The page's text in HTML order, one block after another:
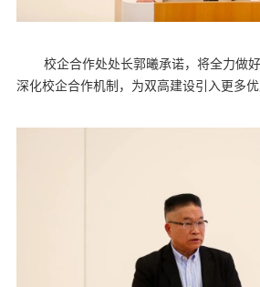
校企合作处处长郭曦承诺，将全力做
深化校企合作机制，为双高建设引入更多优